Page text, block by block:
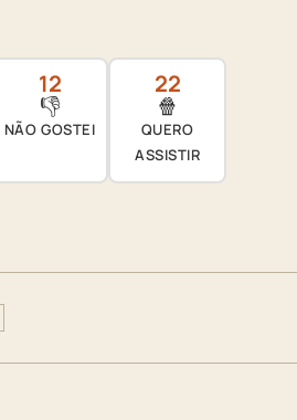
12
👎
NÃO GOSTEI
22
🍿
QUERO
ASSISTIR